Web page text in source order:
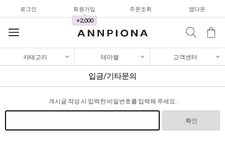
로그인
회원가입
+2,000
주문조회 앱다운
와이드팬츠
한정세일
셔츠&블라우스
가디건/니트
와이드팬츠
카테고리 테마별 고객센터
입금/기타문의
게시글 작성 시 입력한 비밀번호를 입력해 주세요.
확인